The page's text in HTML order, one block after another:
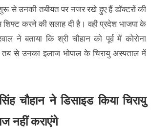
से उनकी तबीयत पर नजर रखे हुए हैं डॉक्टरों की
शिफ्ट करने की सलाह दी है। वही प्रदेश भाजपा के
ने बताया कि श्री चौहान को पूर्व में कोरोना
से उनका इलाज भोपाल के चिरायु अस्पताल में
चौहान ने डिसाइड किया चिरायु
नहीं कराएंगे